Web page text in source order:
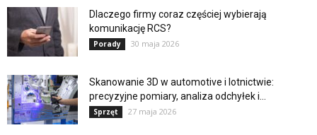
Dlaczego firmy coraz częściej wybierają
komunikację RCS?
Porady 30 maja 2026
Skanowanie 3D w automotive i lotnictwie:
precyzyjne pomiary, analiza odchyłek i...
Sprzęt 27 maja 2026